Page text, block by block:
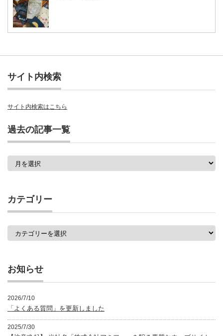
サイト内検索
サイト内検索はこちら
過去の記事一覧
過
一
覧
カテゴリー
カ
お知らせ
2026/7/10
「よくある質問」を更新しました
2025/7/30